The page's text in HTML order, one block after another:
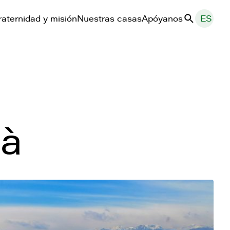
y misiónNuestras casasApóyanosBuscar
ES